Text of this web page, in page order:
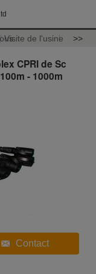
Visite de l'usine >>
CPRI de Sc
- 1000m
Contact